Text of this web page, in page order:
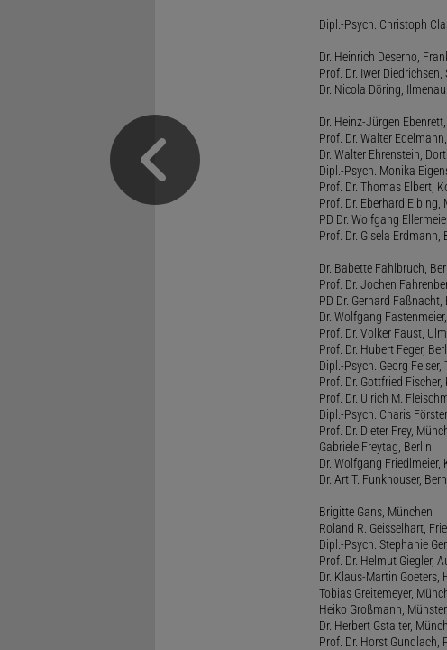
Dipl.-Psych. Christoph
Dr. Heinrich Deserno,
Prof. Dr. Iwer
Dr. Nicola Döring, Ilmenau
Dr. Heinz-Jürgen
Prof. Dr. Walter
Dr. Walter Ehrenstein,
Dipl.-Psych. Monika
Prof. Dr. Thomas Elbert,
Prof. Dr. Eberhard Elbing,
PD Dr. Wolfgang
Prof. Dr. Gisela Erdmann,
Dr. Babette Fahlbruch,
Prof. Dr. Jochen
PD Dr. Gerhard Faßnacht,
Dr. Wolfgang
Prof. Dr. Volker Faust, Ulm
Prof. Dr. Hubert Feger,
Dipl.-Psych. Georg Felser,
Prof. Dr. Gottfried Fischer,
Prof. Dr. Ulrich M.
Dipl.-Psych. Charis
Prof. Dr. Dieter Frey,
Gabriele Freytag, Berlin
Dr. Wolfgang Friedlmeier,
Dr. Art T. Funkhouser, Bern
Brigitte Gans, München
Roland R. Geisselhart,
Dipl.-Psych. Stephanie
Prof. Dr. Helmut Giegler,
Dr. Klaus-Martin Goeters,
Tobias Greitemeyer,
Heiko Großmann, Münster
Dr. Herbert Gstalter,
Prof. Dr. Horst Gundlach,